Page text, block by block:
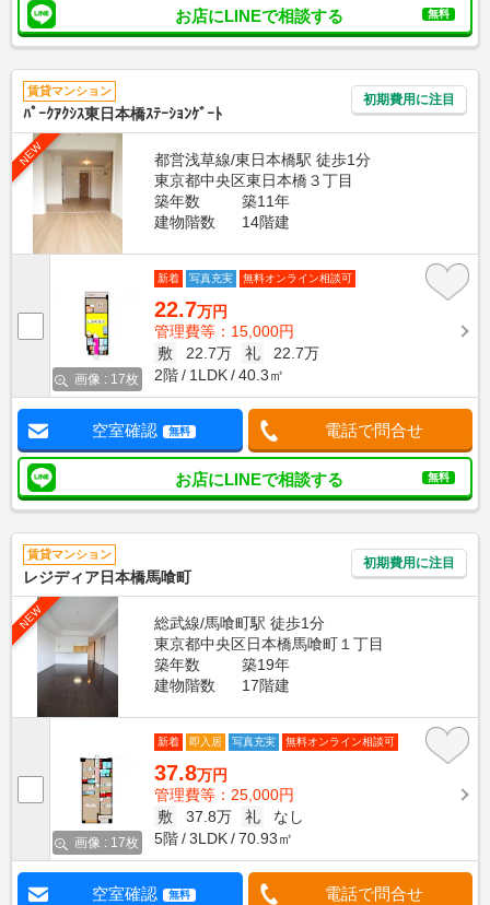
お店にLINEで相談する 無料
賃貸マンション
ﾊﾟｰｸｱｸｼｽ東日本橋ｽﾃｰｼｮﾝｹﾞｰﾄ
初期費用に注目
NEW
都営浅草線/東日本橋駅 徒歩1分
東京都中央区東日本橋３丁目
築年数
築11年
建物階数
14階建
画像 : 17枚
新着 写真充実 無料オンライン相談可
22.7万円
管理費等：15,000円
敷
22.7万 礼
22.7万
2階
1LDK 40.3㎡
空室確認 無料 電話で問合せ
お店にLINEで相談する 無料
賃貸マンション
レジディア日本橋馬喰町
初期費用に注目
NEW
総武線/馬喰町駅 徒歩1分
東京都中央区日本橋馬喰町１丁目
築年数
築19年
建物階数
17階建
画像 : 17枚
新着 即入居 写真充実 無料オンライン相談可
37.8万円
管理費等：25,000円
敷
37.8万 礼
なし
5階
3LDK 70.93㎡
空室確認 無料 電話で問合せ